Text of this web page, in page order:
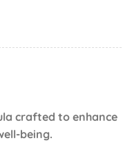
crafted to enhance
being.